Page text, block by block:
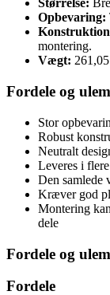
Størrelse:
Opbevaring:
montering.
Vægt:
Fordele og
Stor
Robust
Neutralt
Leveres i
Den samlede
Kræver god
Montering
dele
Fordele og
Fordele